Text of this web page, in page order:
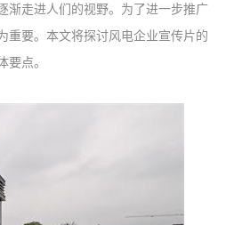
渐走进人们的视野。为了进一步推广
重要。本文将探讨风电企业宣传片的
点。